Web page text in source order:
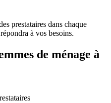
prestataires dans chaque
à vos besoins.
de ménage à